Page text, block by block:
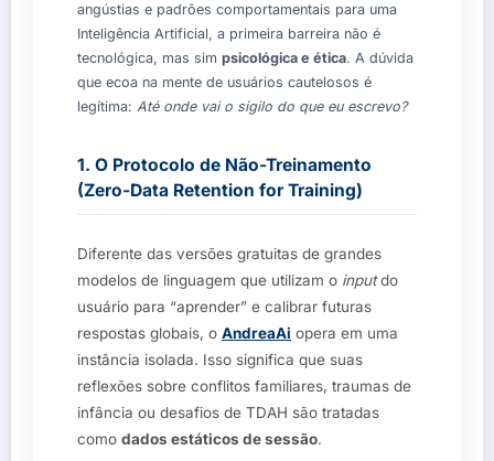
angústias e padrões comportamentais para uma
Inteligência Artificial, a primeira barreira não é
tecnológica, mas sim psicológica e ética. A dúvida
que ecoa na mente de usuários cautelosos é
legítima: Até onde vai o sigilo do que eu escrevo?
1. O Protocolo de Não-Treinamento
(Zero-Data Retention for Training)
Diferente das versões gratuitas de grandes
modelos de linguagem que utilizam o inputdo
usuário para “aprender” e calibrar futuras
respostas globais, o AndreaAi opera em uma
instância isolada. Isso significa que suas
reflexões sobre conflitos familiares, traumas de
infância ou desafios de TDAH são tratadas
como dados estáticos de sessão.